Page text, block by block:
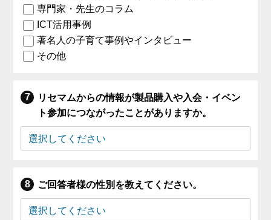
専門家・先生のコラム
ICT活用事例
著名人の子育て事例やインタビュー
その他
リセマムからの情報が製品購入や入会・イベン
ト参加につながったことがありますか。
ご回答者様の性別を教えてください。